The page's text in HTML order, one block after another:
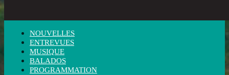
NOUVELLES
ENTREVUES
MUSIQUE
BALADOS
PROGRAMMATION